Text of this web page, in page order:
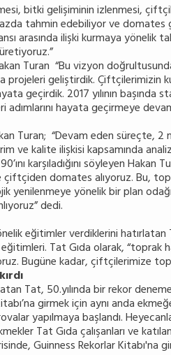
bitki gelişiminin izlenmesi,
tahmin edebiliyor ve domates
arasında ilişki kurmaya yönelik
Turan “Bu vizyon
geliştirdik. Çiftçilerimizin
geçirdik. 2017 yılının
hayata geçirmeye
Turan; “Devam eden süreçte,
ve kalite ilişkisi kapsamında
karşıladığını söyleyen
domates alıyoruz. Bu,
yönelik bir plan
dedi.
eğitimler verdiklerini hatırlatan
Tat Gıda olarak, “toprak
Bugüne kadar, çiftçilerimize
Tat, 50.yılında bir rekor
girmek için aynı anda
yapılmaya başlandı.
Tat Gıda çalışanları ve
Guinness Rekorlar Kitabı'na